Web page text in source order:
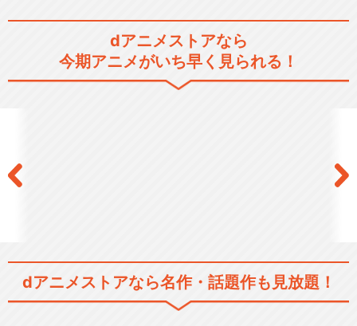
戦隊ヒーロー スキヤキフォー
ス ―ぐんまの平和…
dアニメストアなら
今期アニメがいち早く見られる！
dアニメストアなら名作・話題作も見放題！